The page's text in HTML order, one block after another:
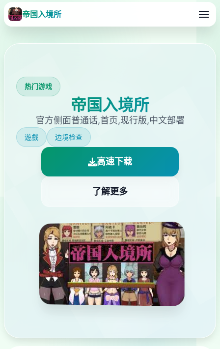
帝国入境所
热门游戏
帝国入境所
官方侧面普通话,首页,现行版,中文部署
遊戲 边境检查
高速下载
了解更多